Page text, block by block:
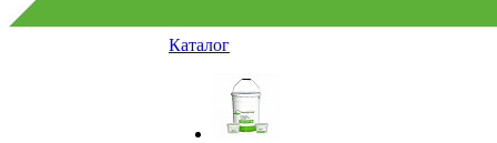
Каталог